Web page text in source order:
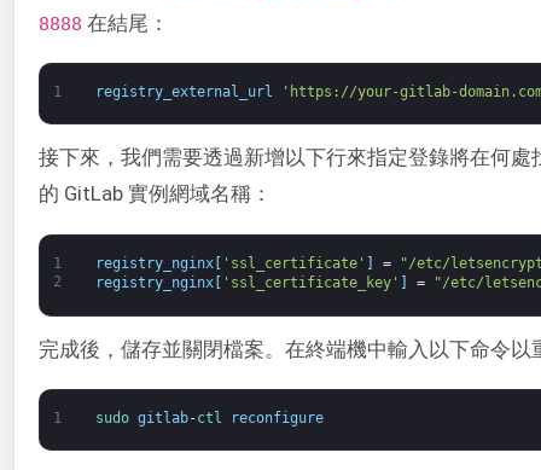
8888 在結尾：
1 registry_external_url 'https://your-gitlab-
接下來，我們需要透過新增以下行來指定登錄將在何處
的 GitLab 實例網域名稱：
1
2
registry_nginx[ 'ssl_certificate' ] =
"/etc/
registry_nginx[ 'ssl_certificate_key' = "/etc/
完成後，儲存並關閉檔案。在終端機中輸入以下命令以
1 sudo gitlab-ctl reconfigure